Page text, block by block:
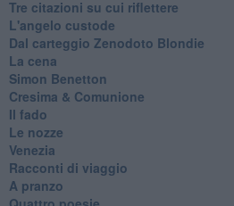
Tre citazioni su cui riflettere
L'angelo custode
Dal carteggio Zenodoto Blondie
La cena
Simon Benetton
Cresima & Comunione
Il fado
Le nozze
Venezia
Racconti di viaggio
A pranzo